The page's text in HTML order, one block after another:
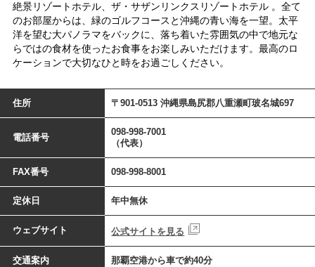
絶景リゾートホテル、ザ・サザンリンクスリゾートホテル 。全て
のお部屋からは、緑のゴルフコースと沖縄の青い海を一望。太平
洋を望む大パノラマをバックに、落ち着いた雰囲気の中で地元な
らではの食材を使ったお食事をお楽しみいただけます。最高のロ
ケーションで大切なひと時をお過ごしください。
住所 〒901-0513 沖縄県島尻郡八重瀬町玻名城697
電話番号
098-998-7001
（代表）
FAX番号 098-998-8001
定休日 年中無休
ウェブサイト 公式サイトを見る
交通案内 那覇空港から車で約40分